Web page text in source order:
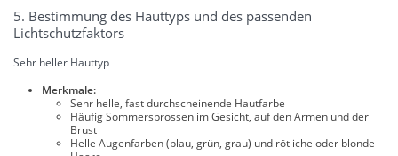
5. Bestimmung des Hauttyps und des passenden
Lichtschutzfaktors
Sehr heller Hauttyp
Merkmale:
Sehr helle, fast durchscheinende Hautfarbe
Häufig Sommersprossen im Gesicht, auf den Armen und der
Brust
Helle Augenfarben (blau, grün, grau) und rötliche oder blonde